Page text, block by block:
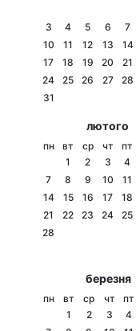
3
4 5 6 7
10
11 12 13 14
17
18 19 20 21
24
25 26 27 28
31
лютого
пн вт ср чт пт
1
2 3 4
7
8 9 10 11
14
15 16 17 18
21
22 23 24 25
28
березня
пн вт ср чт пт
1
2 3 4